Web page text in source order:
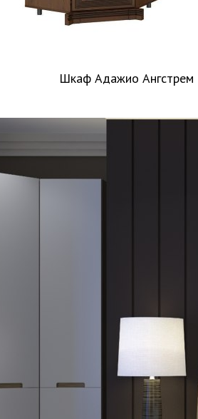
Шкаф Адажио Ангстрем